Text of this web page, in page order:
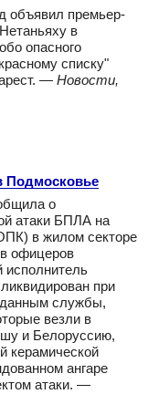
объявил премьер-
в
опасного
списку"
— Новости,
Подмосковье
о
атаки БПЛА на
в жилом секторе
офицеров
при
данным службы,
везли в
и Белоруссию,
керамической
ангаре
атаки. —